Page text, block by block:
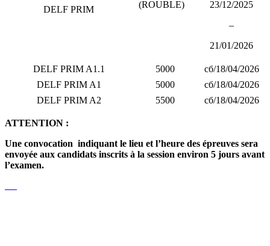
DELF PRIM (ROUBLE)
23/12/2025
–
21/01/2026
DELF PRIM A1.1 5000
cб/18/04/2026
DELF PRIM A1
5000
cб/18/04/2026
DELF PRIM A2
5500 cб/18/04/2026
ATTENTION :
Une convocation indiquant le lieu et l’heure des épreuves sera
envoyée aux candidats inscrits à la session environ 5 jours avant
l’examen.